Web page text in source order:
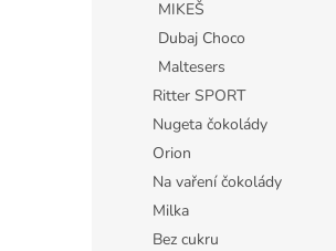
MIKEŠ
Dubaj Choco
Maltesers
Ritter SPORT
Nugeta čokolády
Orion
Na vaření čokolády
Milka
Bez cukru